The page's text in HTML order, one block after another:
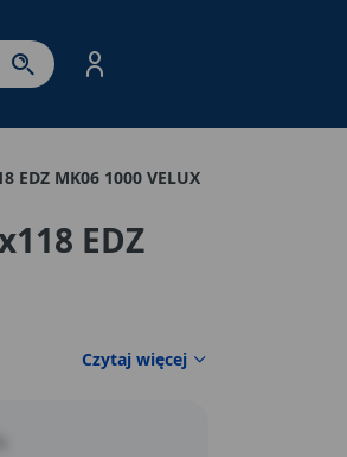
produktów. Spacja – otwórz/
EDZ MK06 1000 VELUX
EDZ
Czytaj więcej